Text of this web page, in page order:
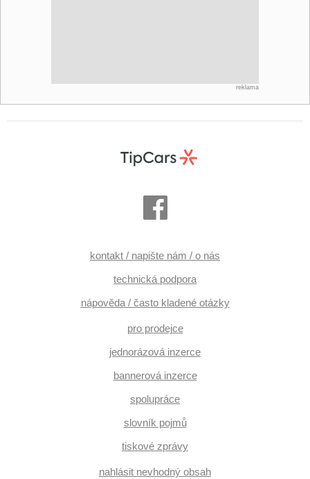
reklama
kontakt / napište nám / o nás
technická podpora
nápověda / často kladené otázky
pro prodejce
jednorázová inzerce
bannerová inzerce
spolupráce
slovník pojmů
tiskové zprávy
nahlásit nevhodný obsah